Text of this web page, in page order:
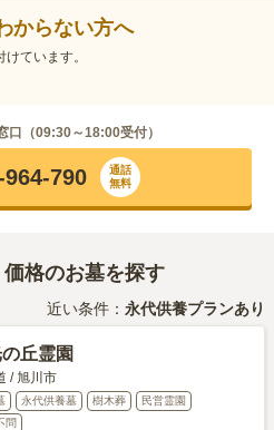
からない方へ
ています。
口（09:30～18:00受付）
964-790
通話
無料
格のお墓を探す
近い条件： 永代供養プランあり
丘霊園
/旭川市
永代供養墓 樹木葬
民営霊園
問